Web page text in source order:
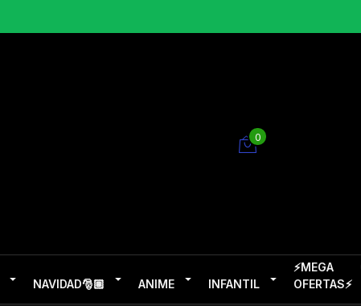
0
NAVIDAD🎅🏽 ANIME INFANTIL
⚡MEGA
OFERTAS⚡